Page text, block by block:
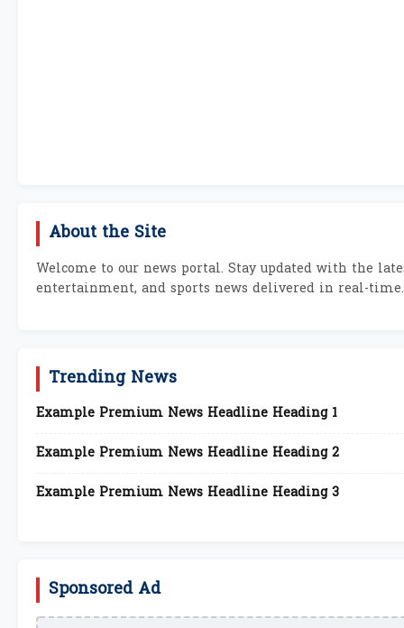
About the Site
Welcome to our news portal. Stay updated with the
entertainment, and sports news delivered in real-time.
Trending News
Example Premium News Headline Heading 1
Example Premium News Headline Heading 2
Example Premium News Headline Heading 3
Sponsored Ad